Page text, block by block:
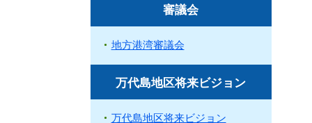
審議会
地方港湾審議会
万代島地区将来ビジョン
万代島地区将来ビジョン